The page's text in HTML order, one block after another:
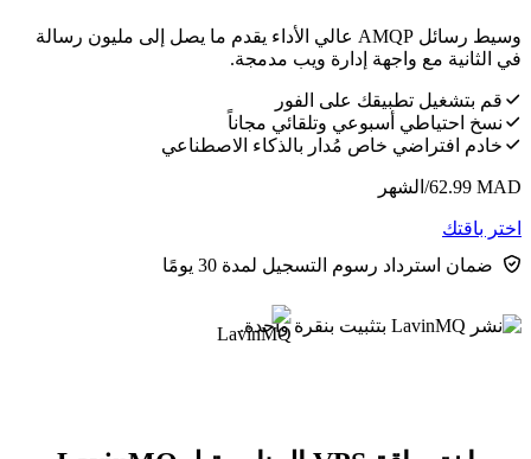
وسيط رسائل AMQP عالي الأداء يقدم ما يصل إلى مليون رسالة
في الثانية مع واجهة إدارة ويب مدمجة.
قم بتشغيل تطبيقك على الفور
نسخ احتياطي أسبوعي وتلقائي مجاناً
خادم افتراضي خاص مُدار بالذكاء الاصطناعي
MAD
62.99/الشهر
اختر باقتك
ضمان استرداد رسوم التسجيل لمدة 30 يومًا